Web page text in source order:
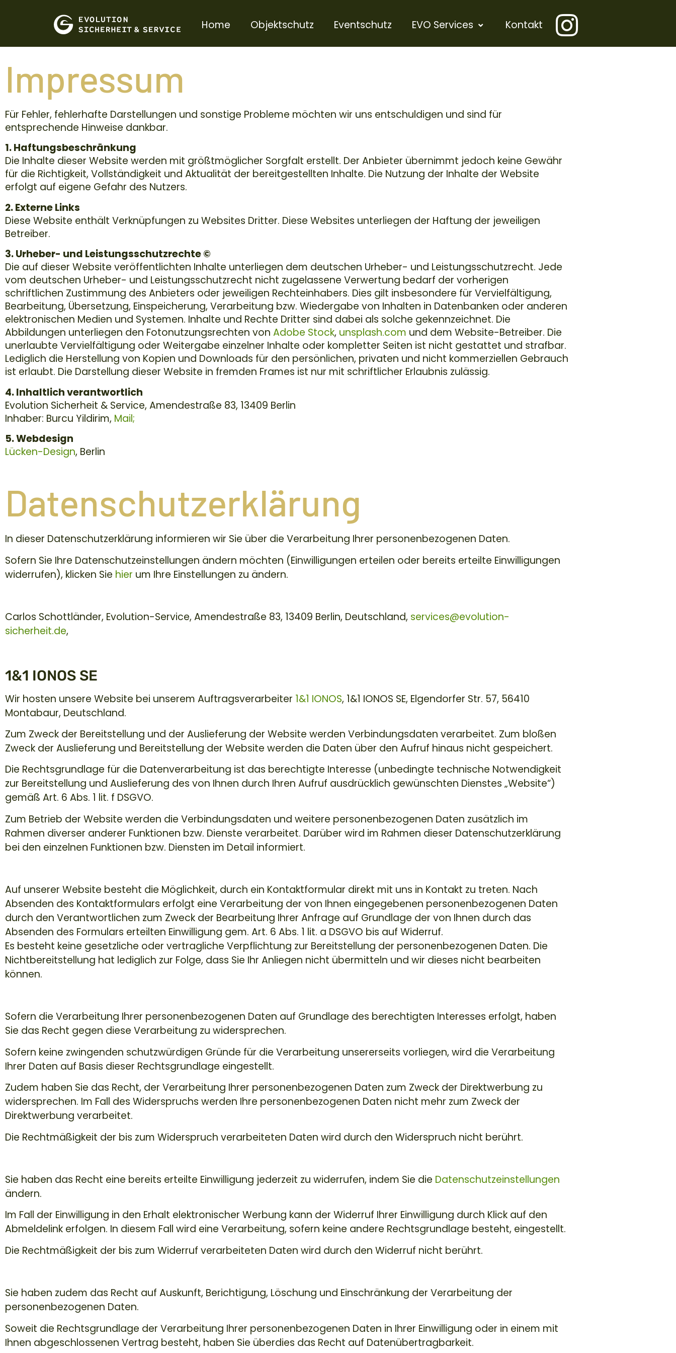
Home Objektschutz Eventschutz EVO Services Kontakt
Impressum
Für Fehler, fehlerhafte Darstellungen und sonstige Probleme möchten wir uns entschuldigen und sind für
entsprechende Hinweise dankbar.
1. Haftungsbeschränkung
Die Inhalte dieser Website werden mit größtmöglicher Sorgfalt erstellt. Der Anbieter übernimmt jedoch keine Gewähr
für die Richtigkeit, Vollständigkeit und Aktualität der bereitgestellten Inhalte. Die Nutzung der Inhalte der Website
erfolgt auf eigene Gefahr des Nutzers.
2. Externe Links
Diese Website enthält Verknüpfungen zu Websites Dritter. Diese Websites unterliegen der Haftung der jeweiligen
Betreiber.
3. Urheber- und Leistungsschutzrechte ©
Die auf dieser Website veröffentlichten Inhalte unterliegen dem deutschen Urheber- und Leistungsschutzrecht. Jede
vom deutschen Urheber- und Leistungsschutzrecht nicht zugelassene Verwertung bedarf der vorherigen
schriftlichen Zustimmung des Anbieters oder jeweiligen Rechteinhabers. Dies gilt insbesondere für Vervielfältigung,
Bearbeitung, Übersetzung, Einspeicherung, Verarbeitung bzw. Wiedergabe von Inhalten in Datenbanken oder anderen
elektronischen Medien und Systemen. Inhalte und Rechte Dritter sind dabei als solche gekennzeichnet. Die
Abbildungen unterliegen den Fotonutzungsrechten von Adobe Stock, unsplash.com und dem Website-Betreiber. Die
unerlaubte Vervielfältigung oder Weitergabe einzelner Inhalte oder kompletter Seiten ist nicht gestattet und strafbar.
Lediglich die Herstellung von Kopien und Downloads für den persönlichen, privaten und nicht kommerziellen Gebrauch
ist erlaubt. Die Darstellung dieser Website in fremden Frames ist nur mit schriftlicher Erlaubnis zulässig.
4. Inhaltlich verantwortlich
Evolution Sicherheit & Service, Amendestraße 83, 13409 Berlin
Inhaber: Burcu Yildirim, Mail;
5. Webdesign
Lücken-Design, Berlin
Datenschutzerklärung
In dieser Datenschutzerklärung informieren wir Sie über die Verarbeitung Ihrer personenbezogenen Daten.
Sofern Sie Ihre Datenschutzeinstellungen ändern möchten (Einwilligungen erteilen oder bereits erteilte Einwilligungen
widerrufen), klicken Sie hier um Ihre Einstellungen zu ändern.
Carlos Schottländer, Evolution-Service, Amendestraße 83, 13409 Berlin, Deutschland, services@evolution-
sicherheit.de,
1&1 IONOS SE
Wir hosten unsere Website bei unserem Auftragsverarbeiter 1&1 IONOS, 1&1 IONOS SE, Elgendorfer Str. 57, 56410
Montabaur, Deutschland.
Zum Zweck der Bereitstellung und der Auslieferung der Website werden Verbindungsdaten verarbeitet. Zum bloßen
Zweck der Auslieferung und Bereitstellung der Website werden die Daten über den Aufruf hinaus nicht gespeichert.
Die Rechtsgrundlage für die Datenverarbeitung ist das berechtigte Interesse (unbedingte technische Notwendigkeit
zur Bereitstellung und Auslieferung des von Ihnen durch Ihren Aufruf ausdrücklich gewünschten Dienstes „Website“)
gemäß Art. 6 Abs. 1 lit. f DSGVO.
Zum Betrieb der Website werden die Verbindungsdaten und weitere personenbezogenen Daten zusätzlich im
Rahmen diverser anderer Funktionen bzw. Dienste verarbeitet. Darüber wird im Rahmen dieser Datenschutzerklärung
bei den einzelnen Funktionen bzw. Diensten im Detail informiert.
Auf unserer Website besteht die Möglichkeit, durch ein Kontaktformular direkt mit uns in Kontakt zu treten. Nach
Absenden des Kontaktformulars erfolgt eine Verarbeitung der von Ihnen eingegebenen personenbezogenen Daten
durch den Verantwortlichen zum Zweck der Bearbeitung Ihrer Anfrage auf Grundlage der von Ihnen durch das
Absenden des Formulars erteilten Einwilligung gem. Art. 6 Abs. 1 lit. a DSGVO bis auf Widerruf.
Es besteht keine gesetzliche oder vertragliche Verpflichtung zur Bereitstellung der personenbezogenen Daten. Die
Nichtbereitstellung hat lediglich zur Folge, dass Sie Ihr Anliegen nicht übermitteln und wir dieses nicht bearbeiten
können.
Sofern die Verarbeitung Ihrer personenbezogenen Daten auf Grundlage des berechtigten Interesses erfolgt, haben
Sie das Recht gegen diese Verarbeitung zu widersprechen.
Sofern keine zwingenden schutzwürdigen Gründe für die Verarbeitung unsererseits vorliegen, wird die Verarbeitung
Ihrer Daten auf Basis dieser Rechtsgrundlage eingestellt.
Zudem haben Sie das Recht, der Verarbeitung Ihrer personenbezogenen Daten zum Zweck der Direktwerbung zu
widersprechen. Im Fall des Widerspruchs werden Ihre personenbezogenen Daten nicht mehr zum Zweck der
Direktwerbung verarbeitet.
Die Rechtmäßigkeit der bis zum Widerspruch verarbeiteten Daten wird durch den Widerspruch nicht berührt.
Sie haben das Recht eine bereits erteilte Einwilligung jederzeit zu widerrufen, indem Sie die Datenschutzeinstellungen
ändern.
Im Fall der Einwilligung in den Erhalt elektronischer Werbung kann der Widerruf Ihrer Einwilligung durch Klick auf den
Abmeldelink erfolgen. In diesem Fall wird eine Verarbeitung, sofern keine andere Rechtsgrundlage besteht, eingestellt.
Die Rechtmäßigkeit der bis zum Widerruf verarbeiteten Daten wird durch den Widerruf nicht berührt.
Sie haben zudem das Recht auf Auskunft, Berichtigung, Löschung und Einschränkung der Verarbeitung der
personenbezogenen Daten.
Soweit die Rechtsgrundlage der Verarbeitung Ihrer personenbezogenen Daten in Ihrer Einwilligung oder in einem mit
Ihnen abgeschlossenen Vertrag besteht, haben Sie überdies das Recht auf Datenübertragbarkeit.